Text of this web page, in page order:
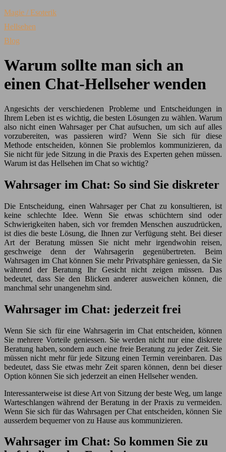
Magie / Esoterik
Hellsehen
Blog
Warum sollte man sich an
einen Chat-Hellseher wenden
Angesichts der verschiedenen Probleme und Entscheidungen in
Ihrem Leben ist es wichtig, die besten Lösungen zu wählen. Warum
also nicht einen Wahrsager per Chat aufsuchen, um sich auf alles
vorzubereiten, was passieren wird? Wenn Sie sich für diese
Methode entscheiden, können Sie problemlos kommunizieren, da
Sie nicht für jede Sitzung in die Praxis des Experten gehen müssen.
Warum ist das Hellsehen im Chat so wichtig?
Wahrsager im Chat: So sind Sie diskreter
Die Entscheidung, einen Wahrsager per Chat zu konsultieren, ist
keine schlechte Idee. Wenn Sie etwas schüchtern sind oder
Schwierigkeiten haben, sich vor fremden Menschen auszudrücken,
ist dies die beste Lösung, die Ihnen zur Verfügung steht. Bei dieser
Art der Beratung müssen Sie nicht mehr irgendwohin reisen,
geschweige denn der Wahrsagerin gegenübertreten. Beim
Wahrsagen im Chat können Sie mehr Privatsphäre geniessen, da Sie
während der Beratung Ihr Gesicht nicht zeigen müssen. Das
bedeutet, dass Sie den Blicken anderer ausweichen können, die
manchmal sehr unangenehm sind.
Wahrsager im Chat: jederzeit frei
Wenn Sie sich für eine Wahrsagerin im Chat entscheiden, können
Sie mehrere Vorteile geniessen. Sie werden nicht nur eine diskrete
Beratung haben, sondern auch eine freie Beratung zu jeder Zeit. Sie
müssen nicht mehr für jede Sitzung einen Termin vereinbaren. Das
bedeutet, dass Sie etwas mehr Zeit sparen können, denn bei dieser
Option können Sie sich jederzeit an einen Hellseher wenden.
Interessanterweise ist diese Art von Sitzung der beste Weg, um lange
Warteschlangen während der Beratung in der Praxis zu vermeiden.
Wenn Sie sich für das Wahrsagen per Chat entscheiden, können Sie
ausserdem bequemer von zu Hause aus kommunizieren.
Wahrsager im Chat: So kommen Sie zu